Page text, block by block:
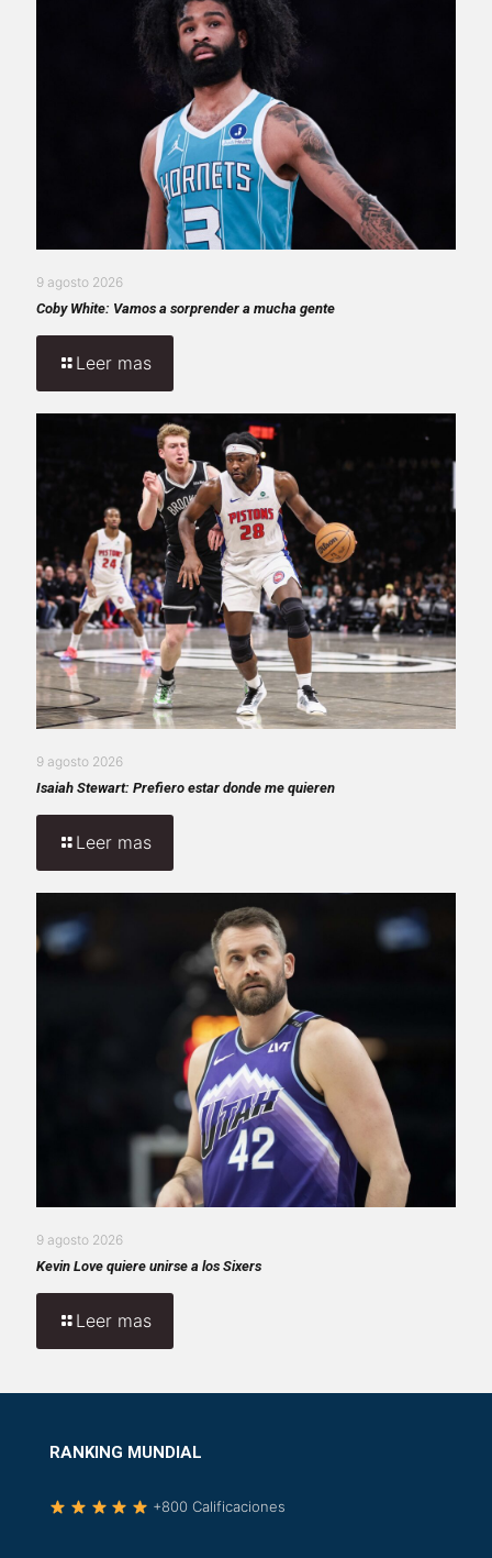
9 agosto 2026
Coby White: Vamos a sorprender a mucha gente
Leer mas
9 agosto 2026
Isaiah Stewart: Prefiero estar donde me quieren
Leer mas
9 agosto 2026
Kevin Love quiere unirse a los Sixers
Leer mas
RANKING MUNDIAL
+800 Calificaciones